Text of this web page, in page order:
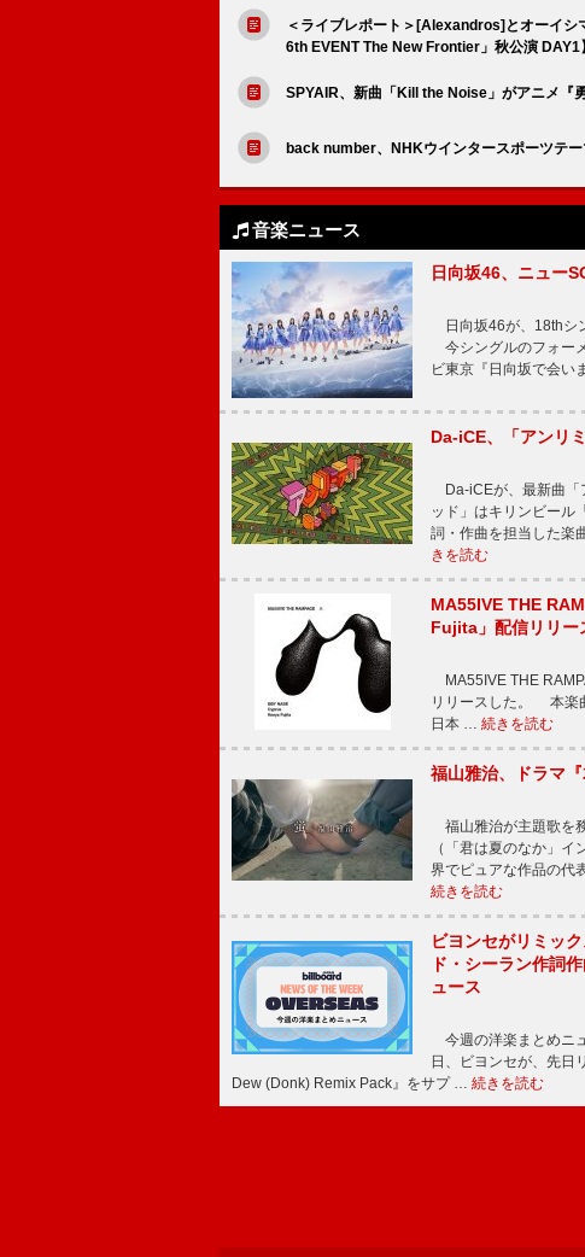
＜ライブレポート＞[Alexandros]とオーイシ
6th EVENT The New Frontier」秋公演 DAY1】
SPYAIR、新曲「Kill the Noise」がアニメ『
back number、NHKウインタースポーツテ
音楽ニュース
日向坂46、ニュー
日向坂46が、18thシ
今シングルのフォー
ビ東京『日向坂で会
Da-iCE、「アンリ
Da-iCEが、最新曲「
ッド」はキリンビール
詞・作曲を担当した楽
きを読む
MA55IVE THE
Fujita」配信リリー
MA55IVE THE
リリースした。 本楽
日本 … 続きを読む
福山雅治、ドラマ
福山雅治が主題歌を
（「君は夏のなか」
界でピュアな作品の代
続きを読む
ビヨンセがリミッ
ド・シーラン作詞
ュース
今週の洋楽まとめニ
日、ビヨンセが、先日
Dew (Donk) Remix Pack』をサプ … 続きを読む